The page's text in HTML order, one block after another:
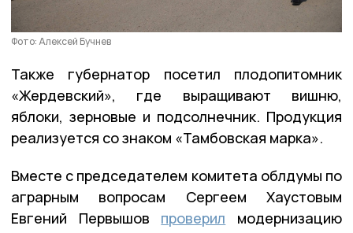
Фото: Алексей Бучнев
Также губернатор посетил плодопитомник
«Жердевский», где выращивают вишню,
яблоки, зерновые и подсолнечник. Продукция
реализуется со знаком «Тамбовская марка».
Вместе с председателем комитета облдумы по
аграрным вопросам Сергеем Хаустовым
Евгений Первышов проверил модернизацию